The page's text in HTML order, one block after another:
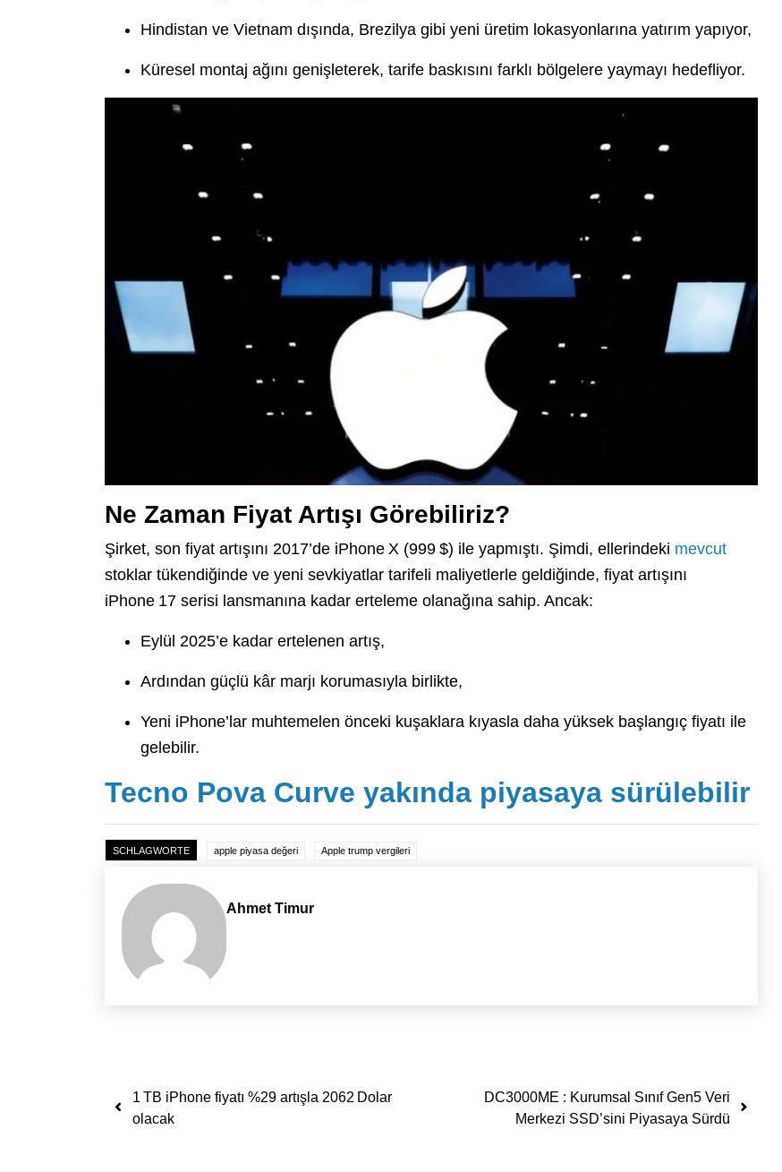
Hindistan ve Vietnam dışında, Brezilya gibi yeni üretim lokasyonlarına yatırım yapıyor,
Küresel montaj ağını genişleterek, tarife baskısını farklı bölgelere yaymayı hedefliyor.
Ne Zaman Fiyat Artışı Görebiliriz?
Şirket, son fiyat artışını 2017’de iPhone X (999 $) ile yapmıştı. Şimdi, ellerindeki mevcut
stoklar tükendiğinde ve yeni sevkiyatlar tarifeli maliyetlerle geldiğinde, fiyat artışını
iPhone 17 serisi lansmanına kadar erteleme olanağına sahip. Ancak:
Eylül 2025’e kadar ertelenen artış,
Ardından güçlü kâr marjı korumasıyla birlikte,
Yeni iPhone’lar muhtemelen önceki kuşaklara kıyasla daha yüksek başlangıç fiyatı ile
gelebilir.
Tecno Pova Curve yakında piyasaya sürülebilir
SCHLAGWORTE apple piyasa değeri Apple trump vergileri
Ahmet Timur
Yazı dolaşımı
1 TB iPhone fiyatı %29 artışla 2062 Dolar
olacak
DC3000ME : Kurumsal Sınıf Gen5 Veri
Merkezi SSD’sini Piyasaya Sürdü